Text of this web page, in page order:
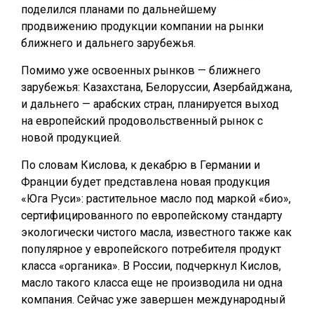
поделился планами по дальнейшему
продвижению продукции компании на рынки
ближнего и дальнего зарубежья.
Помимо уже освоенных рынков — ближнего
зарубежья: Казахстана, Белоруссии, Азербайджана,
и дальнего — арабских стран, планируется выход
на европейский продовольственный рынок с
новой продукцией.
По словам Кислова, к декабрю в Германии и
Франции будет представлена новая продукция
«Юга Руси»: растительное масло под маркой «био»,
сертифицированного по европейскому стандарту
экологически чистого масла, известного также как
популярное у европейского потребителя продукт
класса «органика». В России, подчеркнул Кислов,
масло такого класса еще не производила ни одна
компания. Сейчас уже завершен международный